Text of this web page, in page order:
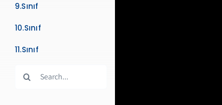
9.Sınıf
10.Sınıf
11.Sınıf